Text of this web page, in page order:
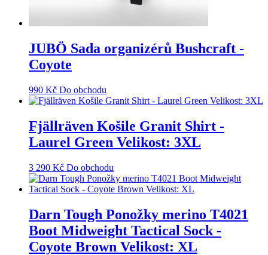
JUBÖ Sada organizérů Bushcraft -
Coyote
990 Kč Do obchodu
Fjällräven Košile Granit Shirt -
Laurel Green Velikost: 3XL
3 290 Kč Do obchodu
Darn Tough Ponožky merino T4021
Boot Midweight Tactical Sock -
Coyote Brown Velikost: XL